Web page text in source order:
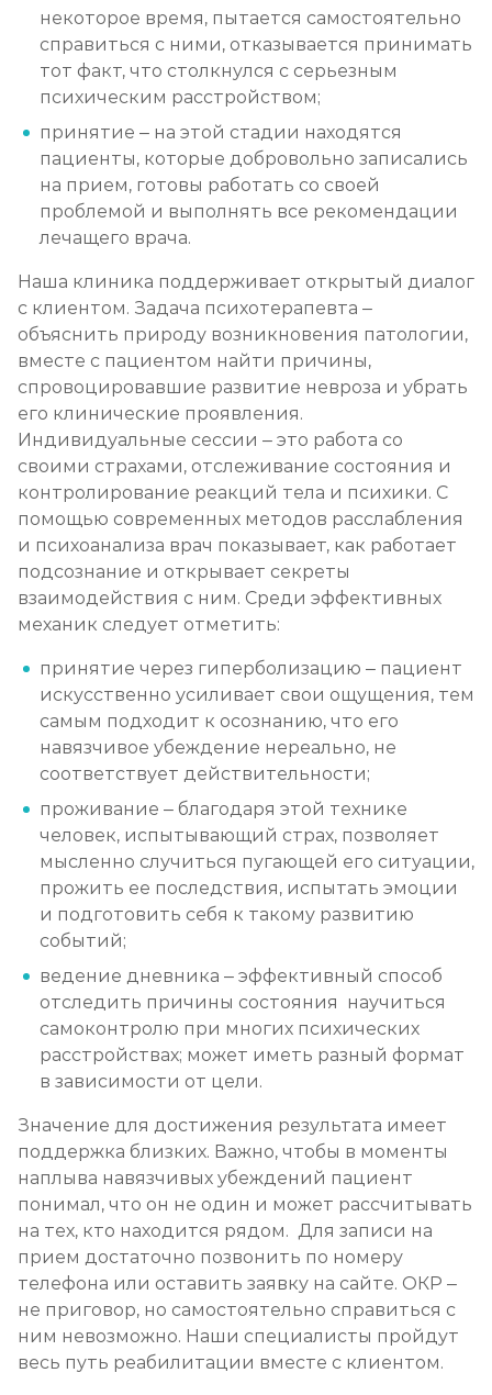
некоторое время, пытается самостоятельно
справиться с ними, отказывается принимать
тот факт, что столкнулся с серьезным
психическим расстройством;
принятие – на этой стадии находятся
пациенты, которые добровольно записались
на прием, готовы работать со своей
проблемой и выполнять все рекомендации
лечащего врача.
Наша клиника поддерживает открытый диалог
с клиентом. Задача психотерапевта –
объяснить природу возникновения патологии,
вместе с пациентом найти причины,
спровоцировавшие развитие невроза и убрать
его клинические проявления.
Индивидуальные сессии – это работа со
своими страхами, отслеживание состояния и
контролирование реакций тела и психики. С
помощью современных методов расслабления
и психоанализа врач показывает, как работает
подсознание и открывает секреты
взаимодействия с ним. Среди эффективных
механик следует отметить:
принятие через гиперболизацию – пациент
искусственно усиливает свои ощущения, тем
самым подходит к осознанию, что его
навязчивое убеждение нереально, не
соответствует действительности;
проживание – благодаря этой технике
человек, испытывающий страх, позволяет
мысленно случиться пугающей его ситуации,
прожить ее последствия, испытать эмоции
и подготовить себя к такому развитию
событий;
ведение дневника – эффективный способ
отследить причины состояния научиться
самоконтролю при многих психических
расстройствах; может иметь разный формат
в зависимости от цели.
Значение для достижения результата имеет
поддержка близких. Важно, чтобы в моменты
наплыва навязчивых убеждений пациент
понимал, что он не один и может рассчитывать
на тех, кто находится рядом. Для записи на
прием достаточно позвонить по номеру
телефона или оставить заявку на сайте. ОКР –
не приговор, но самостоятельно справиться с
ним невозможно. Наши специалисты пройдут
весь путь реабилитации вместе с клиентом.